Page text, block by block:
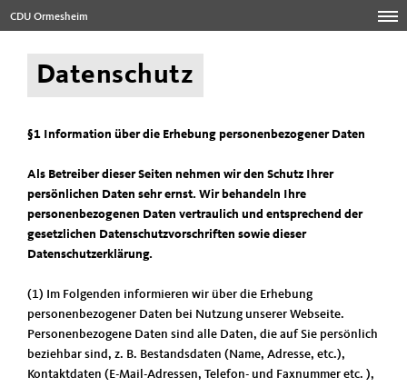
CDU Ormesheim
Datenschutz
§1 Information über die Erhebung personenbezogener Daten
Als Betreiber dieser Seiten nehmen wir den Schutz Ihrer
persönlichen Daten sehr ernst. Wir behandeln Ihre
personenbezogenen Daten vertraulich und entsprechend der
gesetzlichen Datenschutzvorschriften sowie dieser
Datenschutzerklärung.
(1) Im Folgenden informieren wir über die Erhebung
personenbezogener Daten bei Nutzung unserer Webseite.
Personenbezogene Daten sind alle Daten, die auf Sie persönlich
beziehbar sind, z. B. Bestandsdaten (Name, Adresse, etc.),
Kontaktdaten (E-Mail-Adressen, Telefon- und Faxnummer etc. ),